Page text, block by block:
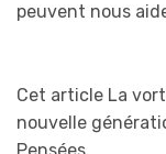
peuvent nous
Cet article La
nouvelle
Pensées.